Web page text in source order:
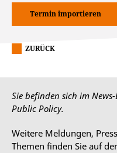
Termin importieren
ZURÜCK
Sie befinden sich im
Public Policy.
Weitere Meldungen,
Themen finden Sie auf